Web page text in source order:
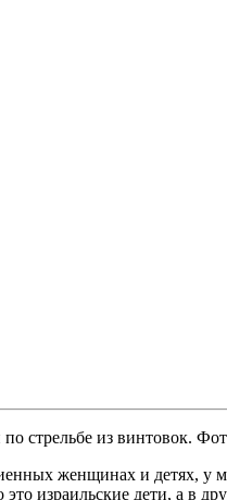
стрельбе из винтовок.
женщинах и детях, у
дети, а в